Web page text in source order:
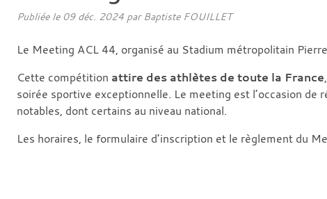
Publiée le 09 déc. 2024 par Baptiste FOUILLET
Le Meeting ACL 44, organisé au Stadium métropolitain
Cette compétition attire des athlètes de toute la France
soirée sportive exceptionnelle. Le meeting est l’occasion de
notables, dont certains au niveau national.
Les horaires, le formulaire d’inscription et le règlement du